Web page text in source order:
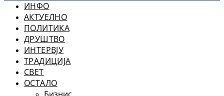
ИНФО
АКТУЕЛНО
ПОЛИТИКА
ДРУШТВО
ИНТЕРВЈУ
ТРАДИЦИЈА
СВЕТ
ОСТАЛО